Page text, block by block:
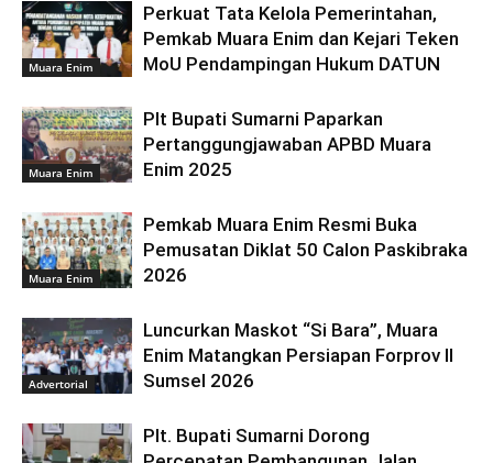
Muara Enim
Perkuat Tata Kelola Pemerintahan,
Pemkab Muara Enim dan Kejari Teken
MoU Pendampingan Hukum DATUN
Muara Enim
Plt Bupati Sumarni Paparkan
Pertanggungjawaban APBD Muara
Enim 2025
Muara Enim
Pemkab Muara Enim Resmi Buka
Pemusatan Diklat 50 Calon Paskibraka
2026
Advertorial
Luncurkan Maskot “Si Bara”, Muara
Enim Matangkan Persiapan Forprov II
Sumsel 2026
Plt. Bupati Sumarni Dorong